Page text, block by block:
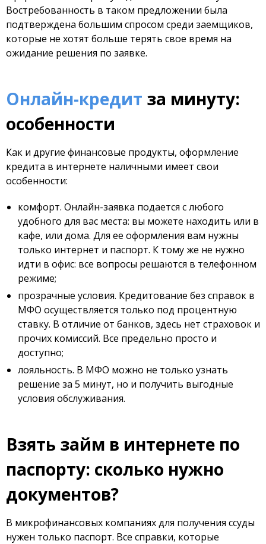
Востребованность в таком предложении была
подтверждена большим спросом среди заемщиков,
которые не хотят больше терять свое время на
ожидание решения по заявке.
Онлайн-кредит за минуту:
особенности
Как и другие финансовые продукты, оформление
кредита в интернете наличными имеет свои
особенности:
комфорт. Онлайн-заявка подается с любого
удобного для вас места: вы можете находить или в
кафе, или дома. Для ее оформления вам нужны
только интернет и паспорт. К тому же не нужно
идти в офис: все вопросы решаются в телефонном
режиме;
прозрачные условия. Кредитование без справок в
МФО осуществляется только под процентную
ставку. В отличие от банков, здесь нет страховок и
прочих комиссий. Все предельно просто и
доступно;
лояльность. В МФО можно не только узнать
решение за 5 минут, но и получить выгодные
условия обслуживания.
Взять займ в интернете по
паспорту: сколько нужно
документов?
В микрофинансовых компаниях для получения ссуды
нужен только паспорт. Все справки, которые